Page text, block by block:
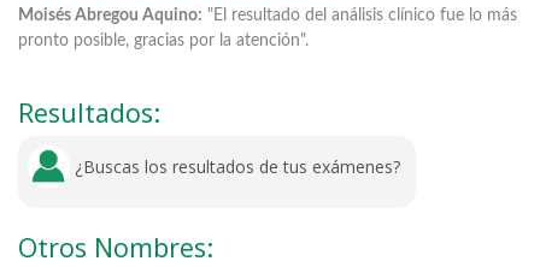
Moisés Abregou Aquino: "El resultado del análisis clínico fue lo más
pronto posible, gracias por la atención".
Resultados:
¿Buscas los resultados de tus exámenes?
Otros Nombres: